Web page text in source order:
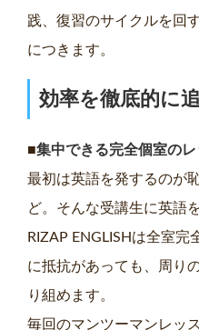
践、復習のサイクルを回
につきます。
効率を徹底的に
■集中できる完全個室の
最初は英語を発するのが
ど。そんな受講生に英語
RIZAP ENGLISHは全室
に抵抗があっても、周り
り組めます。
毎回のマンツーマンレッ